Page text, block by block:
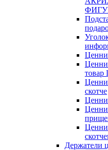
товар
скотче
Держатели